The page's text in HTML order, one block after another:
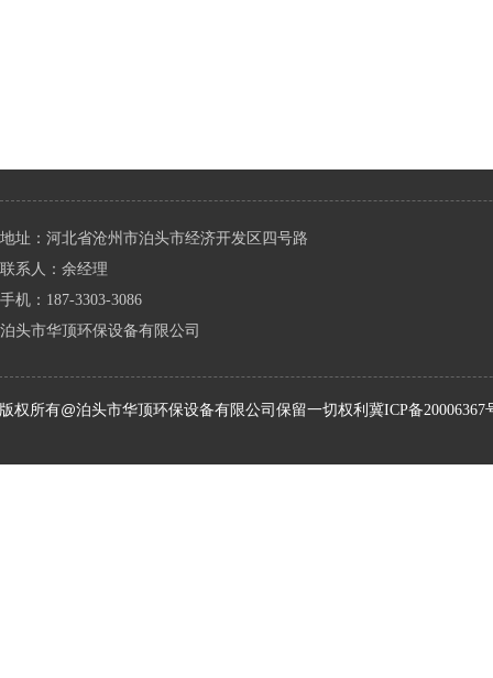
地址：河北省沧州市泊头市经济开发区四号路
联系人：余经理
手机：187-3303-3086
泊头市华顶环保设备有限公司
版权所有@泊头市华顶环保设备有限公司保留一切权利 冀ICP备20006367